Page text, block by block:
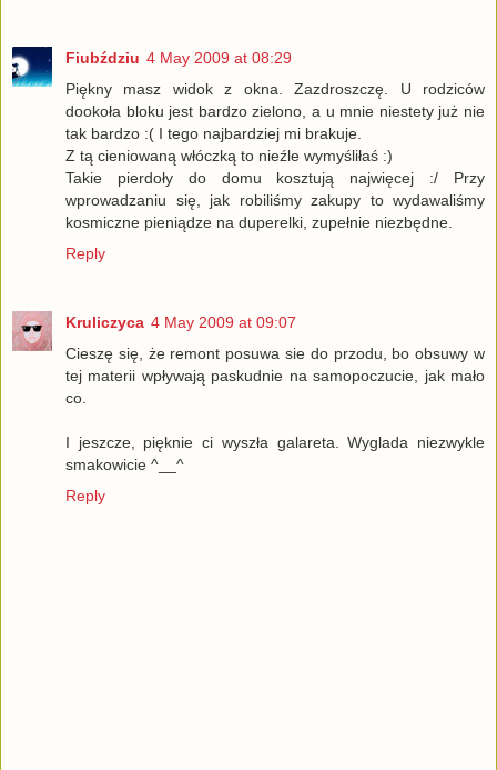
Fiubździu 4 May 2009 at 08:29
Piękny masz widok z okna. Zazdroszczę. U rodziców
dookoła bloku jest bardzo zielono, a u mnie niestety już nie
tak bardzo :( I tego najbardziej mi brakuje.
Z tą cieniowaną włóczką to nieźle wymyśliłaś :)
Takie pierdoły do domu kosztują najwięcej :/ Przy
wprowadzaniu się, jak robiliśmy zakupy to wydawaliśmy
kosmiczne pieniądze na duperelki, zupełnie niezbędne.
Reply
Kruliczyca 4 May 2009 at 09:07
Cieszę się, że remont posuwa sie do przodu, bo obsuwy w
tej materii wpływają paskudnie na samopoczucie, jak mało
co.
I jeszcze, pięknie ci wyszła galareta. Wyglada niezwykle
smakowicie ^__^
Reply